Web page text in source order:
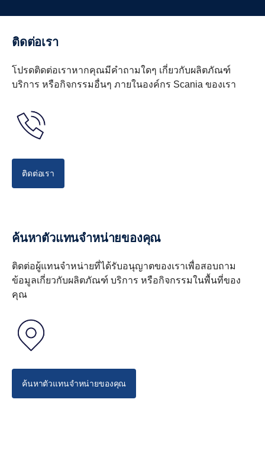
การสนับสนุนการติดตั้ง
ด้วยการสนับสนุนการติดตั้ง วิศวกรของ Scania จะให้คำ
และมีการติดตั้งที่ถูกต้อง ส่งผลให้มีการทำงานร่วมกันอย่าง
การมีส่วนร่วมของวิศวกรตลอดขั้นตอนการออกแบบและ
การใช้งานช่วยปกป้องกระบวนการทางอุตสาหกรรมที่ราบ
ที่สุดเท่าที่จะเป็นไปได้ในแง่ของความน่าเชื่อถือ
ประสิทธิภาพ และการลดการปล่อยมลพิษ แต่ยังรวมถึงการ
ของเรา
การรีไซเคิลแบตเตอรี่ของคุณอย่างปลอดภัยและ
ไร้ปัญหา
สำหรับเราแล้ว การจัดหาวิธีการรีไซเคิลแบตเตอรี่ของคุณ
ไม่ใช่แค่ข้อผูกพันทางกฎหมาย แต่เป็นส่วนสำคัญของ
แบตเตอรี่หมุนเวียนของเรา
ทุกครั้งที่นำแบตเตอรี่ออกมาจากระบบ ไม่ว่าเนื่องจากหมด
สำหรับการรีไซเคิลเพื่อให้มั่นใจถึงการจัดการอย่างปลอดภัย
โดยคุณซึ่งเป็นลูกค้าไม่ต้องเสียค่าใช้จ่ายเพิ่มเติมใดๆ
ทั้งหมดเริ่มต้นและจัดการผ่านช่องทางปกติที่โรงซ่อมหรือ
ศูนย์บริการของคุณ โดยช่างเทคนิคของ Scania จะวินิจฉัย
ว่าควรจัดการกับแบตเตอรี่แต่ละชุดอย่างไรและที่ไหน
ติดต่อเรา
โปรดติดต่อเราหากคุณมีคำถามใดๆ เกี่ยวกับผลิตภัณฑ์
บริการ หรือกิจกรรมอื่นๆ ภายในองค์กร Scania ของเรา
ติดต่อเรา
ค้นหาตัวแทนจำหน่ายของคุณ
ติดต่อผู้แทนจำหน่ายที่ได้รับอนุญาตของเราเพื่อสอบถาม
ข้อมูลเกี่ยวกับผลิตภัณฑ์ บริการ หรือกิจกรรมในพื้นที่ของ
คุณ
ค้นหาตัวแทนจำหน่ายของคุณ